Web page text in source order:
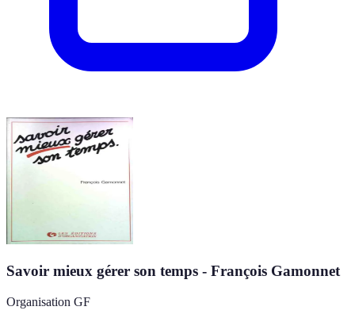
Savoir mieux gérer son temps - François Gamonnet
Organisation GF